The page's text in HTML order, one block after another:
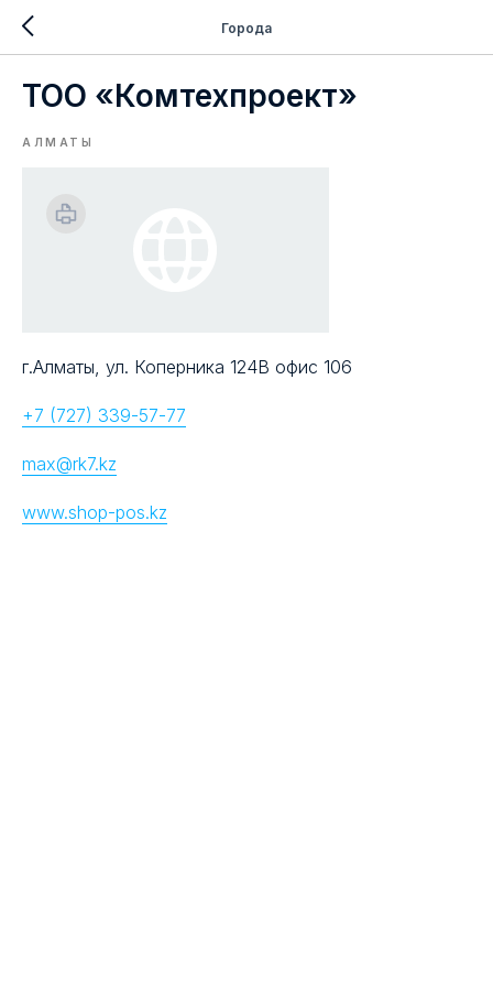
Города
ТОО «Комтехпроект»
АЛМАТЫ
г.Алматы, ул. Коперника 124В офис 106
+7 (727) 339-57-77
max@rk7.kz
www.shop-pos.kz